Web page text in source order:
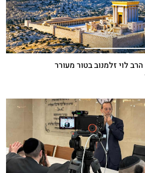
לוי זלמנוב בטור מעורר